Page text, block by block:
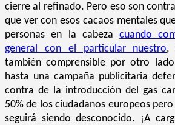
cierre al refinado. Pero eso son
que ver con esos cacaos mentales
personas en la cabezacuando
general con el particular nuestro,
también comprensible por otro
hasta una campaña publicitaria
contra de la introducción del gas
50% de los ciudadanos europeos
seguirá siendo desconocido. ¡A